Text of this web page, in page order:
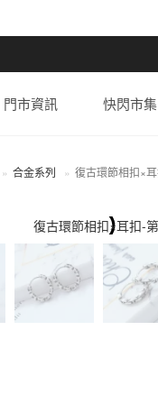
門市資訊 快閃市集
合金系列 復古環節相扣×